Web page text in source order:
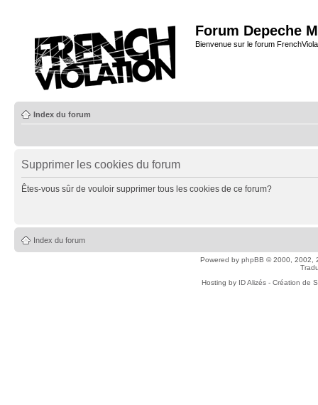
Forum Depeche
Bienvenue sur le forum
Index du forum
Supprimer les cookies du forum
Êtes-vous sûr de vouloir supprimer tous les cookies de ce forum?
Index du forum
Powered by phpBB © 2000, 2002,
Hosting by ID Alizés - Création de